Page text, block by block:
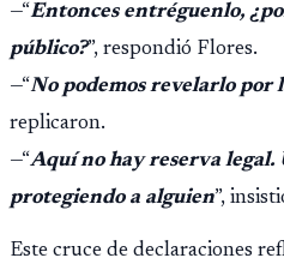
—“Entonces entréguenlo,
público?”, respondió Flores.
—“No podemos revelarlo por
replicaron.
—“Aquí no hay reserva legal.
protegiendo a alguien”,
Este cruce de declaraciones